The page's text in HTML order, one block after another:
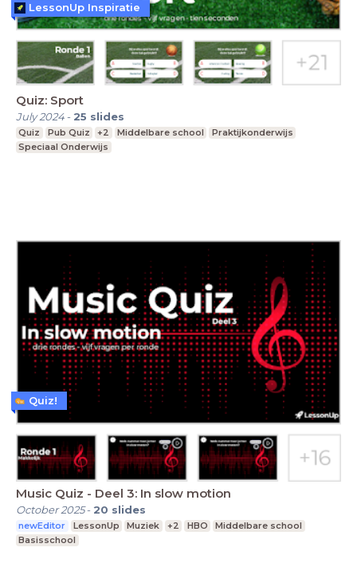
Quiz: Sport
July 2024- 25 slides
Quiz Pub Quiz +2 Middelbare school
Praktijkonderwijs
Speciaal Onderwijs
LessonUp Inspiratie
Music Quiz - Deel 3: In slow motion
October 2025- 20 slides
newEditor LessonUp Muziek +2 HBO
Middelbare school
Basisschool
Quiz!